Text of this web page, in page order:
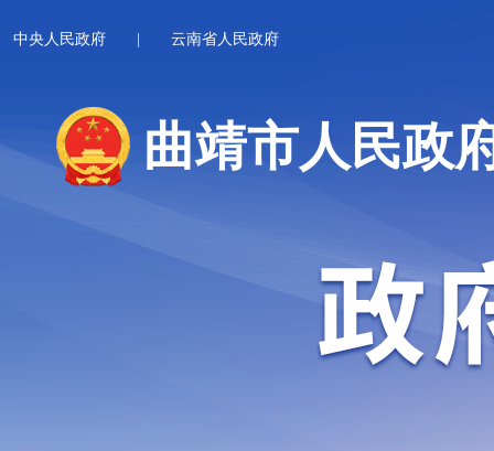
中央人民政府 云南省人民政府
曲靖市人民政